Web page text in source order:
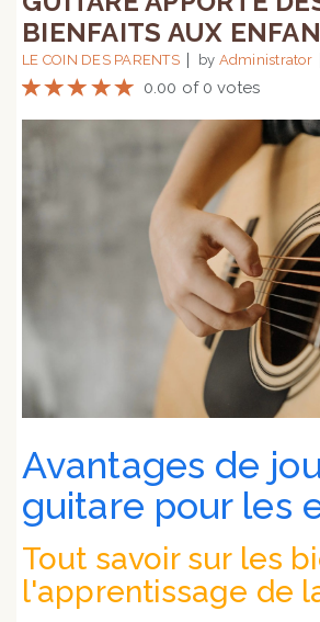
BIENFAITS AUX
LE COIN DES PARENTS by Administrator
0.00 of 0 votes
Avantages de
guitare pour les
Tout savoir sur les
l'apprentissage de